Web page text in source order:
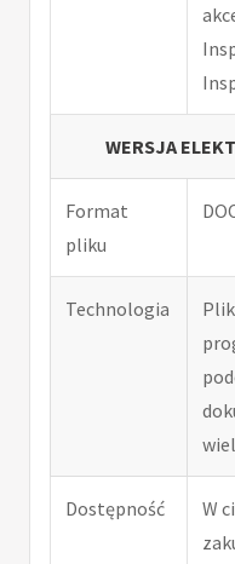
WERSJA
Format
pliku
Technologia
Dostępność
W